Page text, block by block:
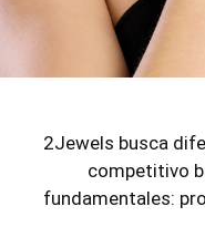
2Jewels busca
competitivo
fundamentales: